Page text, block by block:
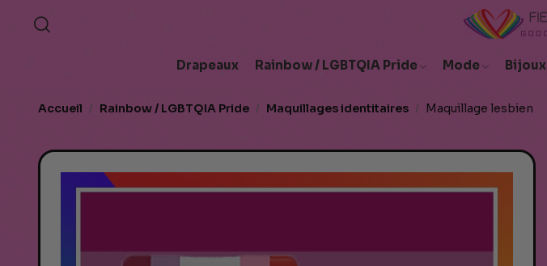
Drapeaux Rainbow / LGBTQIA Pride Mode Bijoux
Accueil Rainbow / LGBTQIA Pride Maquillages identitaires Maquillage lesbien